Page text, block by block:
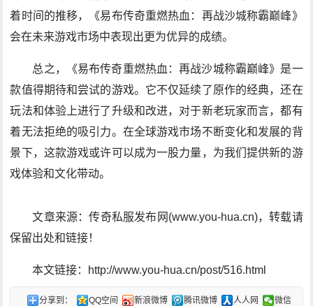
着时间的推移，《易布传奇重燃热血：再战沙城称霸巅峰》
会在未来游戏市场中表现出更为优异的成绩。
总之，《易布传奇重燃热血：再战沙城称霸巅峰》是一
款值得期待和尝试的游戏。它不仅延续了原作的经典，还在
玩法和体验上进行了升级和改进，对于新老玩家而言，都有
着无法拒绝的吸引力。在全球游戏市场不断变化和发展的背
景下，这款游戏或许可以成为一股力量，为我们提供新的游
戏体验和文化带动。
文章来源：传奇私服发布网(www.you-hua.cn)，转载请
保留出处和链接！
本文链接：http://www.you-hua.cn/post/516.html
分享到： QQ空间 新浪微博 腾讯微博 人人网 微信